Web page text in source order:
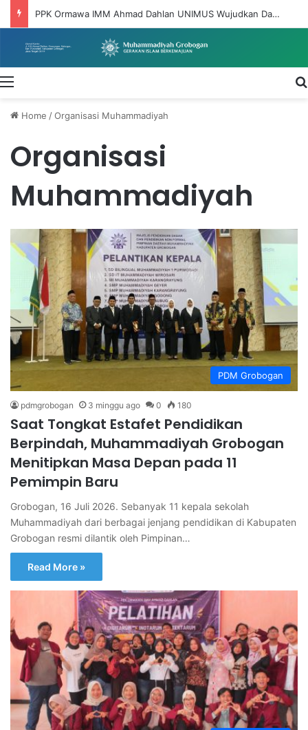
PPK Ormawa IMM Ahmad Dahlan UNIMUS Wujudkan Dakwah Pemberdayaan Melalui Program DIGITARUM di Desa Taruman
Menu
Home /Organisasi Muhammadiyah
Organisasi
Muhammadiyah
PDM Grobogan
pdmgrobogan 3 minggu ago 0 180
Saat Tongkat Estafet Pendidikan
Berpindah, Muhammadiyah Grobogan
Menitipkan Masa Depan pada 11
Pemimpin Baru
Grobogan, 16 Juli 2026. Sebanyak 11 kepala sekolah
Muhammadiyah dari berbagai jenjang pendidikan di Kabupaten
Grobogan resmi dilantik oleh Pimpinan…
Read More »